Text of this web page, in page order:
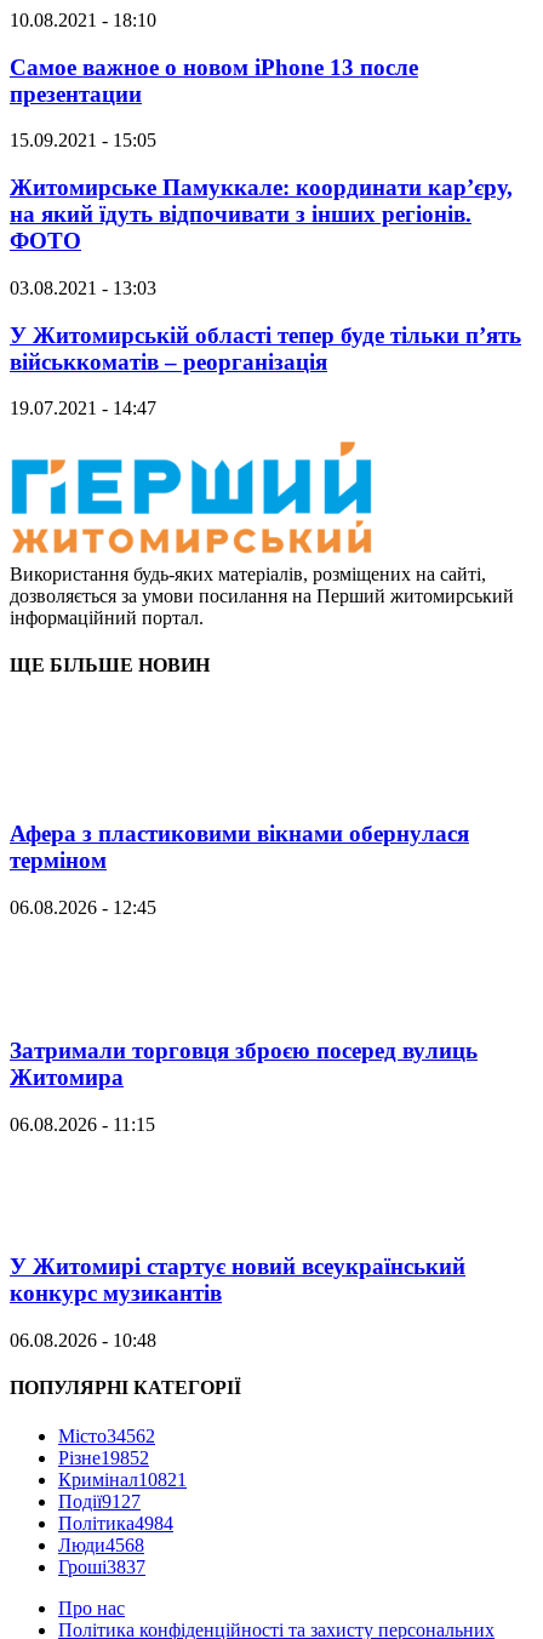
10.08.2021 - 18:10
Самое важное о новом iPhone 13 после
презентации
15.09.2021 - 15:05
Житомирське Памуккале: координати кар’єру,
на який їдуть відпочивати з інших регіонів.
ФОТО
03.08.2021 - 13:03
У Житомирській області тепер буде тільки п’ять
військкоматів – реорганізація
19.07.2021 - 14:47
Використання будь-яких матеріалів, розміщених на сайті,
дозволяється за умови посилання на Перший житомирський
інформаційний портал.
ЩЕ БІЛЬШЕ НОВИН
Афера з пластиковими вікнами обернулася
терміном
06.08.2026 - 12:45
Затримали торговця зброєю посеред вулиць
Житомира
06.08.2026 - 11:15
У Житомирі стартує новий всеукраїнський
конкурс музикантів
06.08.2026 - 10:48
ПОПУЛЯРНІ КАТЕГОРІЇ
Місто34562
Різне19852
Кримінал10821
Події9127
Політика4984
Люди4568
Гроші3837
Про нас
Політика конфіденційності та захисту персональних